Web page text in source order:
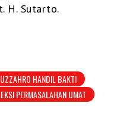
H. Sutarto.
HANDIL BAKTI
PERMASALAHAN UMAT